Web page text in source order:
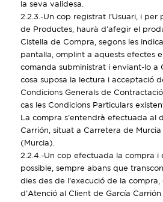
la seva validesa.
2.2.3.-Un cop registrat l’Usuari, i per
de Productes, haurà d’afegir el
Cistella de Compra, segons les
pantalla, omplint a aquests efectes
comanda subministrat i enviant-lo a
cosa suposa la lectura i acceptació
Condicions Generals de
cas les Condicions Particulars
La compra s’entendrà efectuada al
Carrión, situat a Carretera de
(Murcia).
2.2.4.-Un cop efectuada la compra i
possible, sempre abans que
dies des de l’execució de la
d’Atenció al Client de García Carrión